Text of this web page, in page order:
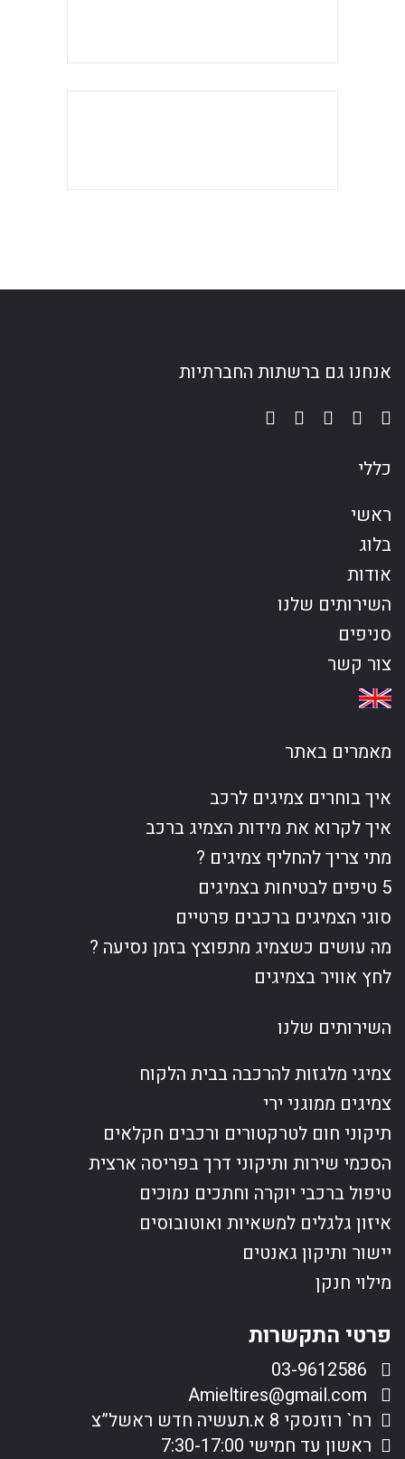
אנחנו גם ברשתות החברתיות
כללי
ראשי
בלוג
אודות
השירותים שלנו
סניפים
צור קשר
מאמרים באתר
איך בוחרים צמיגים לרכב
איך לקרוא את מידות הצמיג ברכב
מתי צריך להחליף צמיגים ?
5 טיפים לבטיחות בצמיגים
סוגי הצמיגים ברכבים פרטיים
מה עושים כשצמיג מתפוצץ בזמן נסיעה ?
לחץ אוויר בצמיגים
השירותים שלנו
צמיגי מלגזות להרכבה בבית הלקוח
צמיגים ממוגני ירי
תיקוני חום לטרקטורים ורכבים חקלאים
הסכמי שירות ותיקוני דרך בפריסה ארצית
טיפול ברכבי יוקרה וחתכים נמוכים
איזון גלגלים למשאיות ואוטובוסים
יישור ותיקון גאנטים
מילוי חנקן
פרטי התקשרות
רח` רוזנסקי 8 א.תעשיה חדש ראשל”צ
ראשון עד חמישי 7:30-17:00